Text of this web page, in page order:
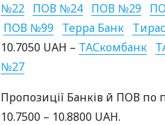
№22 ПОВ №24 ПОВ №29
ПОВ №99 Терра Банк Тирас
10.7050 UAH – ТАСкомбанк
№27
Пропозиції Банків й ПОВ по
10.7500 – 10.8800 UAH.